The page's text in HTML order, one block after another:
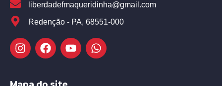
liberdadefmaqueridinha@gmail.com
Redenção - PA, 68551-000